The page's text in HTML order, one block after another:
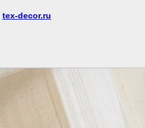
tex-decor.ru